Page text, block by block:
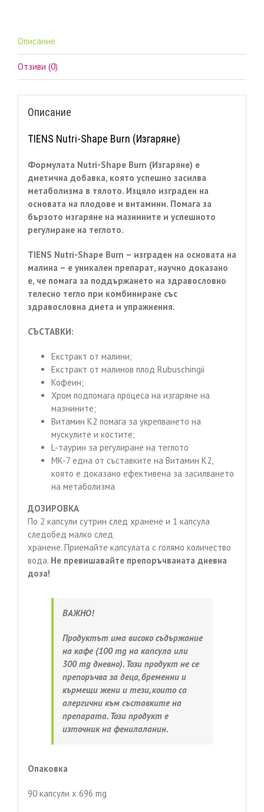
Описание
Отзиви (0)
Описание
TIENS Nutri-Shape Burn (Изгаряне)
Формулата Nutri-Shape Burn (Изгаряне) е
диетична добавка, която успешно засилва
метаболизма в тялото. Изцяло изграден на
основата на плодове и витамини. Помага за
бързото изгаряне на мазнините и успешното
регулиране на теглото.
TIENS Nutri-Shape Burn – изграден на основата на
малина – е уникален препарат, научно доказано
е, че помага за поддържането на здравословно
телесно тегло при комбиниране със
здравословна диета и упражнения.
СЪСТАВКИ:
Екстракт от малини;
Екстракт от малинов плод Rubuschingii
Кофеин;
Хром подпомага процеса на изгаряне на
мазнините;
Витамин К2 помага за укрепването на
мускулите и костите;
L-таурин за регулиране на теглото
MK-7 една от съставките на Витамин К2,
която е доказано ефективена за засилването
на метаболизма
ДОЗИРОВКА
По 2 капсули сутрин след хранене и 1 капсула
следобед малко след
хранене. Приемайте капсулата с голямо количество
вода. Не превишавайте препоръчваната дневна
доза!
ВАЖНО!
Продуктът има високо съдържание
на кафе (100 mg на капсула или
300 mg дневно). Този продукт не се
препоръчва за деца, бременни и
кърмещи жени и тези, които са
алергични към съставките на
препарата. Този продукт е
източник на фенилаланин.
Опаковка
90 капсули х 696 mg